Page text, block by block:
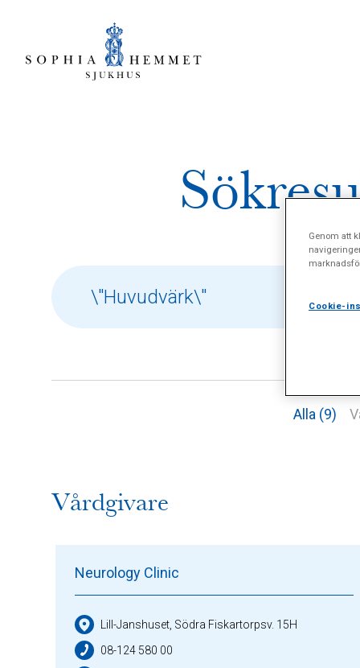
Alla (9)
Vårdgivare
Neurology Clinic
Lill-Janshuset, Södra Fiskartorpsv. 15H
08-124 580 00
Genom att
Cookie-